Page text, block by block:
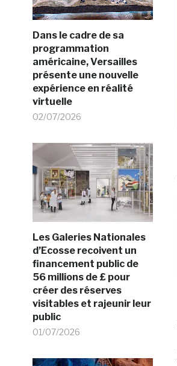
Dans le cadre de sa
programmation
américaine, Versailles
présente une nouvelle
expérience en réalité
virtuelle
02/07/2026
Les Galeries Nationales
d’Ecosse recoivent un
financement public de
56 millions de £ pour
créer des réserves
visitables et rajeunir leur
public
01/07/2026